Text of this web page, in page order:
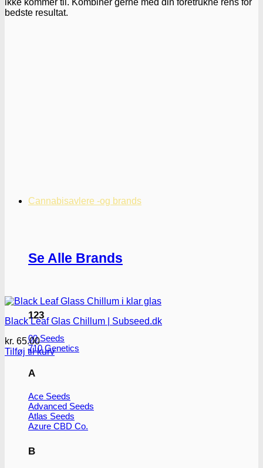
Cannabisavlere -og brands
Se Alle Brands
123
00 Seeds
710 Genetics
A
Ace Seeds
Advanced Seeds
Atlas Seeds
Azure CBD Co.
B
bedste resultat.
Black Leaf Glas Chillum | Subseed.dk
kr. 65.00
Tilføj til kurv